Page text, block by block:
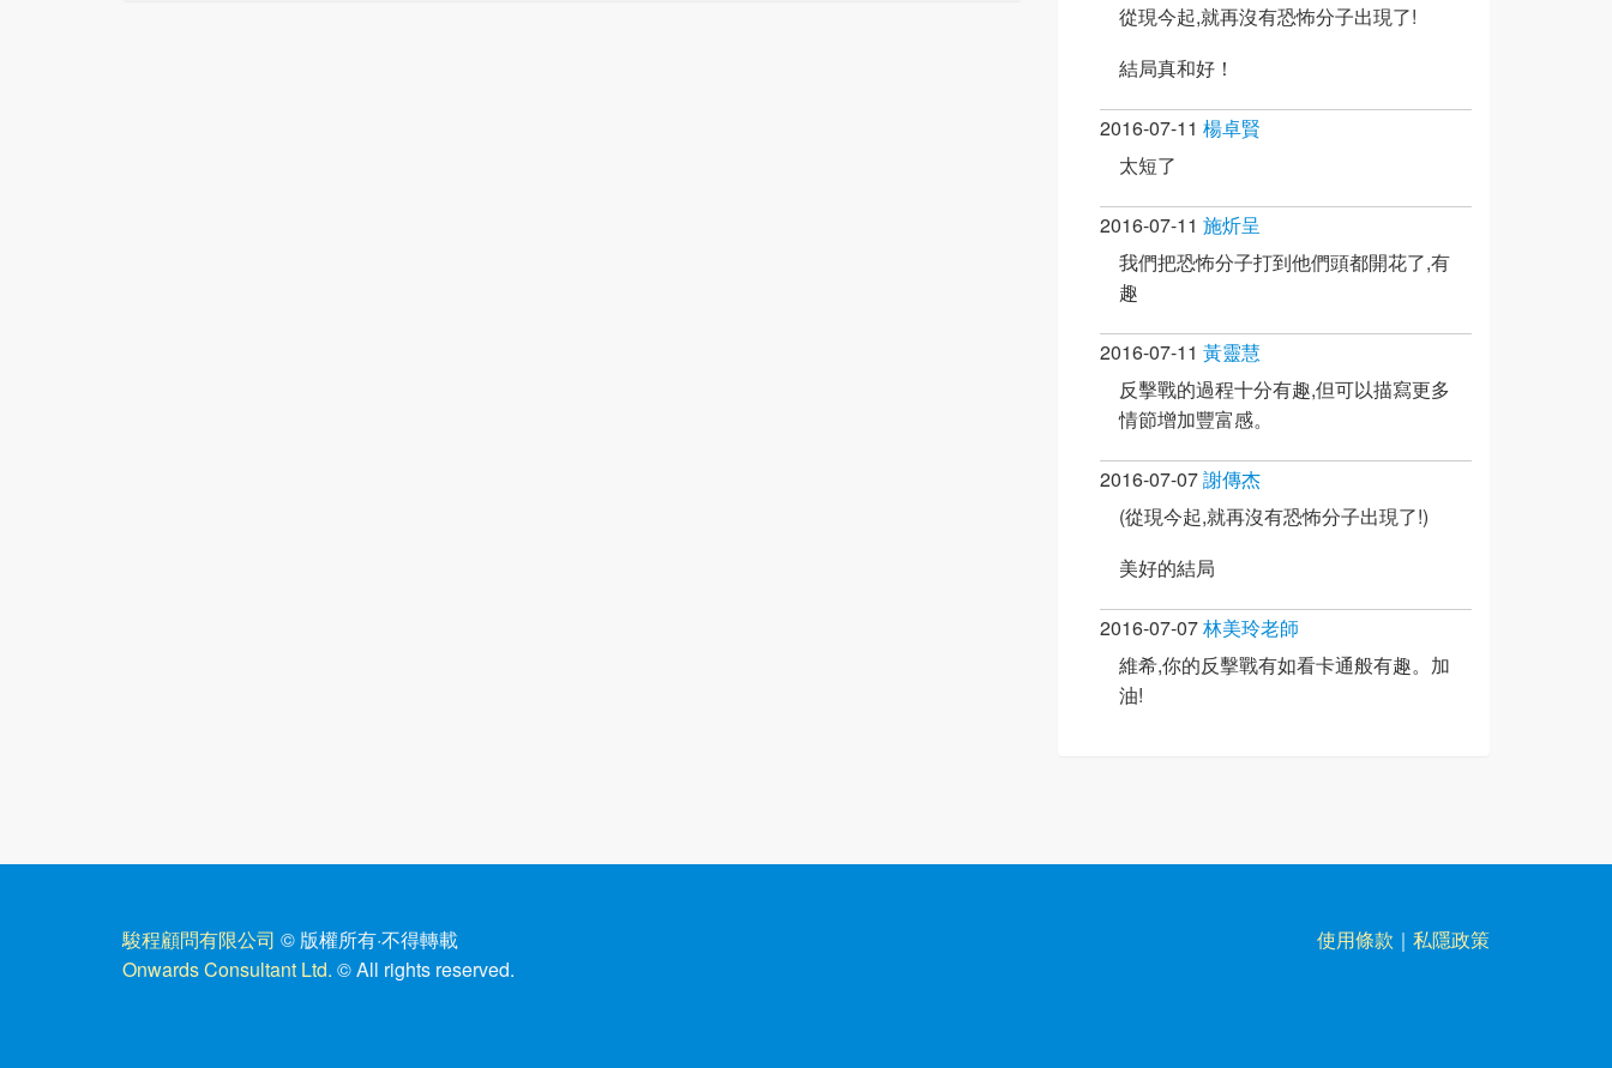
從現今起,就再沒有恐怖分子出現了!
結局真和好！
2016-07-11 楊卓賢
太短了
2016-07-11 施炘呈
我們把恐怖分子打到他們頭都開花了,有
趣
2016-07-11 黃靈慧
反擊戰的過程十分有趣,但可以描寫更多
情節增加豐富感。
2016-07-07謝傳杰
(從現今起,就再沒有恐怖分子出現了!)
美好的結局
2016-07-07林美玲老師
維希,你的反擊戰有如看卡通般有趣。加
油!
駿程顧問有限公司 © 版權所有·不得轉載
Onwards Consultant Ltd. © All rights reserved.
使用條款 ｜ 私隱政策